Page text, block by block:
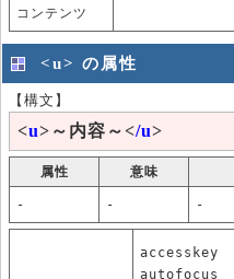
コンテンツ
<u> の属性
【構文】
<u>～内容～</u>
属性 意味
- - -
accesskey
autofocus